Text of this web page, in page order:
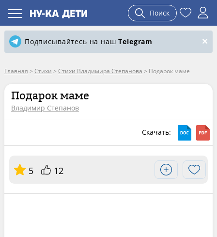
Поиск
Подписывайтесь на нашTelegram
Главная > Стихи > Стихи Владимира Степанова > Подарок маме
Подарок маме
Владимир Степанов
Скачать:
5 12